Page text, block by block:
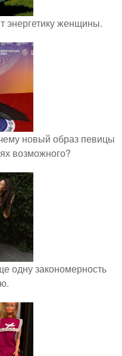
энергетику женщины.
новый образ певицы
возможного?
одну закономерность